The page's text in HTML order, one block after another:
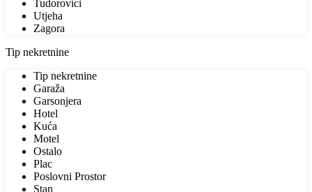
Tudorovici
Utjeha
Zagora
Tip nekretnine
Tip nekretnine
Garaža
Garsonjera
Hotel
Kuća
Motel
Ostalo
Plac
Poslovni Prostor
Stan